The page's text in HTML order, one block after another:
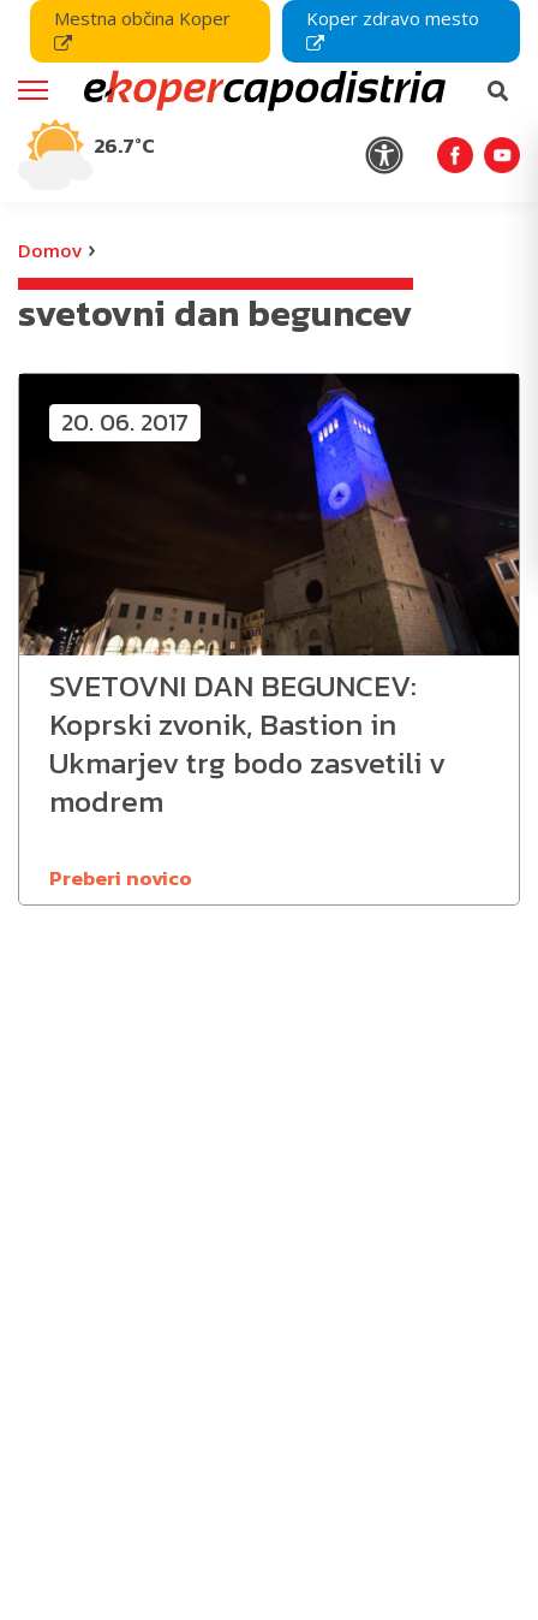
Mestna občina Koper Koper zdravo mesto
26.7°C
Domov ›
svetovni dan beguncev
20. 06. 2017
SVETOVNI DAN BEGUNCEV:
Koprski zvonik, Bastion in
Ukmarjev trg bodo zasvetili v
modrem
Preberi novico